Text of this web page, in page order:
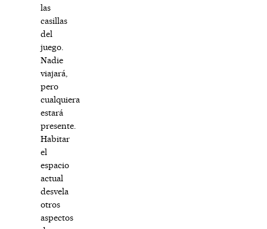
las
casillas
del
juego.
Nadie
viajará,
pero
cualquiera
estará
presente.
Habitar
el
espacio
actual
desvela
otros
aspectos